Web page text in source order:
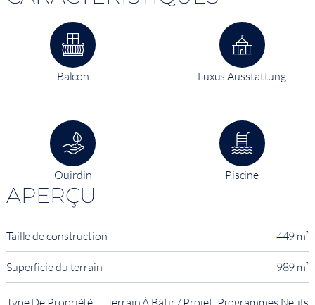
Balcon Luxus Ausstattung
Ouirdin Piscine
APERÇU
Taille de construction 449 m²
Superficie du terrain 989 m²
Type De Propriété Terrain À Bâtir / Projet, Programmes Neufs